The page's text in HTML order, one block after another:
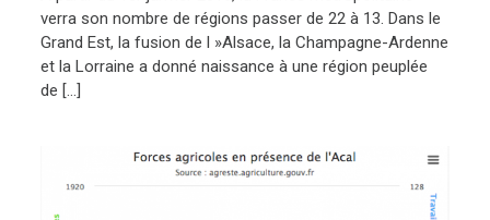
verra son nombre de régions passer de 22 à 13. Dans le
Grand Est, la fusion de l »Alsace, la Champagne-Ardenne
et la Lorraine a donné naissance à une région peuplée
de […]